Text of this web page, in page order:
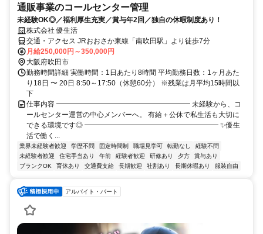
通販事業のコールセンター管理
未経験OK◎／福利厚生充実／賞与年2回／独自の休暇制度あり！
株式会社 優生活
交通・アクセス JRおおさか東線「南吹田駅」より徒歩7分
月給250,000円～350,000円
大阪府吹田市
勤務時間詳細 実働時間：1日あたり8時間 平均勤務日数：1ヶ月あた
り18日 〜 20日 8:50～17:50（休憩60分） ※残業は月平均15時間以
下
仕事内容 ━━━━━━━━━━━━━━━━━━━ 未経験から、コ
ールセンター運営の中心メンバーへ。 有給＋公休で私生活も大切に
できる環境です◎ ━━━━━━━━━━━━━━━━━━━ ✨優生
活で働く...
業界未経験者歓迎 学歴不問 固定時間制 職場見学可 転勤なし
経験不問
未経験者歓迎
住宅手当あり 午前 経験者歓迎 研修あり 夕方
賞与あり
ブランクOK
育休あり 交通費支給 長期歓迎 社割あり 長期休暇あり 服装自由
アルバイト・パート